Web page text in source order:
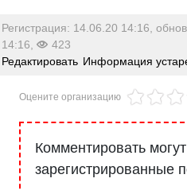
Регистрация: 14.06.20 14:16,
14:16,
423
Редактировать Информация
Оцените организацию
Комментировать
зарегистрированные